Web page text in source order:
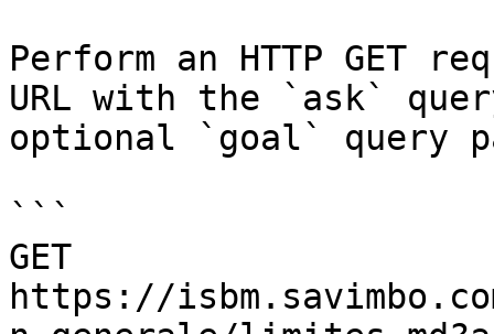
Perform an HTTP GET
URL with the `ask`
optional `goal` query
```
GET
https://